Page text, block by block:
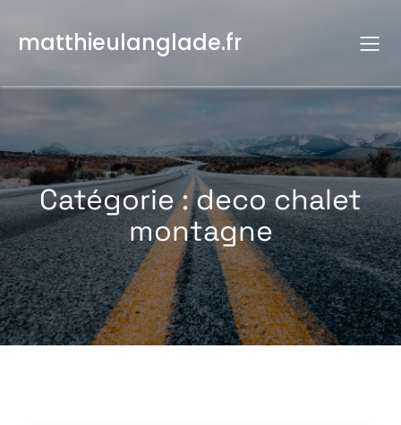
contenu
matthieulanglade.fr
Catégorie :deco chalet
montagne